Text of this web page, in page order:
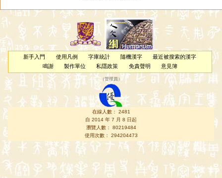
新手入門 使用凡例 字庫統計 隨機漢字
最近被搜索的漢字
鳴謝
製作單位 私隱政策 免責聲明 意見簿
（管理員 ）
在線人數： 2481
自 2014 年 7 月 8 日起
瀏覽人數： 80219484
使用次數： 294204473